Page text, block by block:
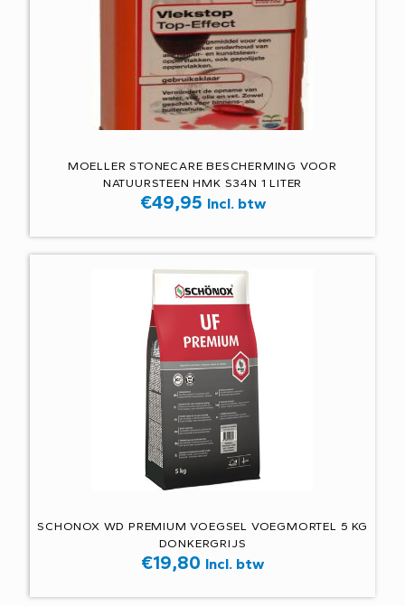
MOELLER STONECARE BESCHERMING VOOR
NATUURSTEEN HMK S34N 1 LITER
€49,95 Incl. btw
SCHONOX WD PREMIUM VOEGSEL VOEGMORTEL 5 KG
DONKERGRIJS
€19,80 Incl. btw